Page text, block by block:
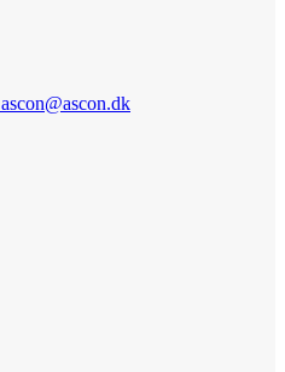
ascon@ascon.dk